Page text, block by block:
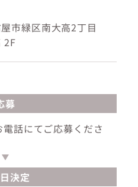
市緑区南大高2丁目
2F
募
話にてご応募くださ
決定